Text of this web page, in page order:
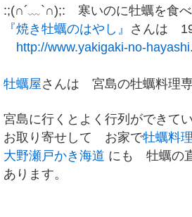
:;(∩´﹏`∩);: 寒いのに牡蠣を食
『焼き牡蠣のはやし』 さんは
http://www.yakigaki-no-
牡蠣屋さんは 宮島の牡蠣料理
宮島に行くとよく行列ができて
お取り寄せして お家で牡蠣料
大野瀬戸かき海道 にも 牡蠣の
あります。